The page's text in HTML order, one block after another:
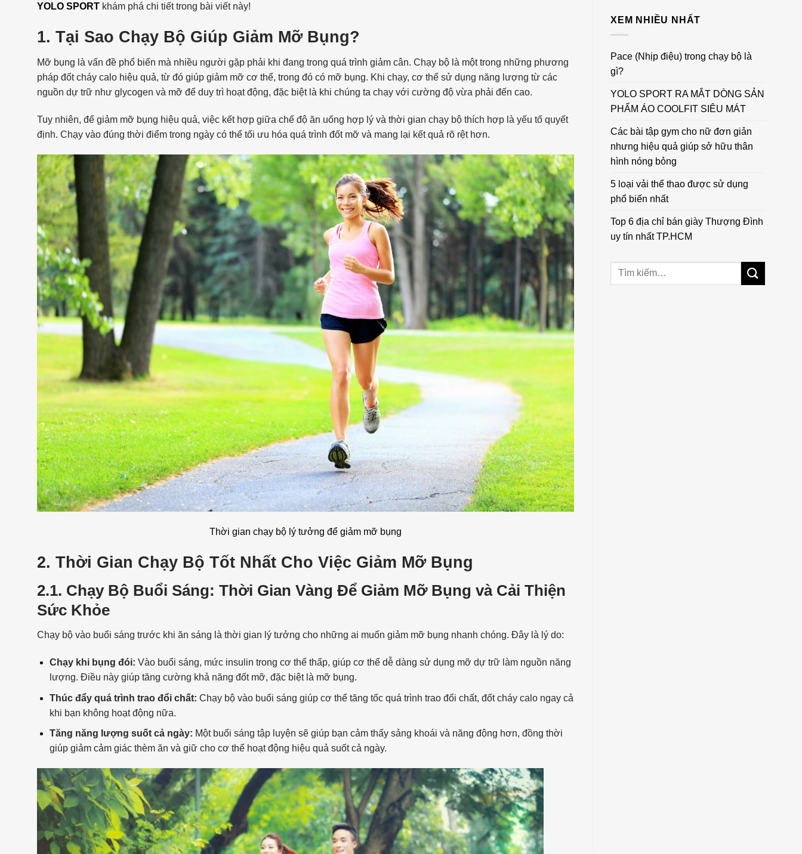
YOLO SPORT khám phá chi tiết trong bài viết này!
1. Tại Sao Chạy Bộ Giúp Giảm Mỡ Bụng?
Mỡ bụng là vấn đề phổ biến mà nhiều người gặp phải khi đang trong quá trình giảm cân. Chạy bộ là một trong những phương
pháp đốt cháy calo hiệu quả, từ đó giúp giảm mỡ cơ thể, trong đó có mỡ bụng. Khi chạy, cơ thể sử dụng năng lượng từ các
nguồn dự trữ như glycogen và mỡ để duy trì hoạt động, đặc biệt là khi chúng ta chạy với cường độ vừa phải đến cao.
Tuy nhiên, để giảm mỡ bụng hiệu quả, việc kết hợp giữa chế độ ăn uống hợp lý và thời gian chạy bộ thích hợp là yếu tố quyết
định. Chạy vào đúng thời điểm trong ngày có thể tối ưu hóa quá trình đốt mỡ và mang lại kết quả rõ rệt hơn.
Thời gian chạy bộ lý tưởng để giảm mỡ bụng
2. Thời Gian Chạy Bộ Tốt Nhất Cho Việc Giảm Mỡ Bụng
2.1. Chạy Bộ Buổi Sáng: Thời Gian Vàng Để Giảm Mỡ Bụng và Cải Thiện
Sức Khỏe
Chạy bộ vào buổi sáng trước khi ăn sáng là thời gian lý tưởng cho những ai muốn giảm mỡ bụng nhanh chóng. Đây là lý do:
Chạy khi bụng đói: Vào buổi sáng, mức insulin trong cơ thể thấp, giúp cơ thể dễ dàng sử dụng mỡ dự trữ làm nguồn năng
lượng. Điều này giúp tăng cường khả năng đốt mỡ, đặc biệt là mỡ bụng.
Thúc đẩy quá trình trao đổi chất: Chạy bộ vào buổi sáng giúp cơ thể tăng tốc quá trình trao đổi chất, đốt cháy calo ngay cả
khi bạn không hoạt động nữa.
Tăng năng lượng suốt cả ngày: Một buổi sáng tập luyện sẽ giúp bạn cảm thấy sảng khoái và năng động hơn, đồng thời
giúp giảm cảm giác thèm ăn và giữ cho cơ thể hoạt động hiệu quả suốt cả ngày.
XEM NHIỀU NHẤT
Pace (Nhịp điệu) trong chạy bộ là
gì?
YOLO SPORT RA MẮT DÒNG SẢN
PHẨM ÁO COOLFIT SIÊU MÁT
Các bài tập gym cho nữ đơn giản
nhưng hiệu quả giúp sở hữu thân
hình nóng bỏng
5 loại vải thể thao được sử dụng
phổ biến nhất
Top 6 địa chỉ bán giày Thượng Đình
uy tín nhất TP.HCM